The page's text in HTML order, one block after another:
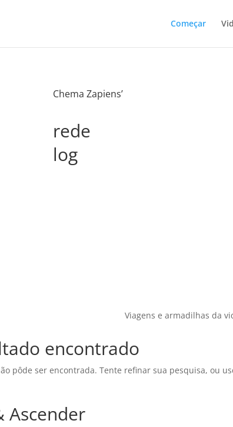
Começar
Chema Zapiens’
rede
log
Viagens e armadilhas da
encontrado
pôde ser encontrada. Tente refinar sua pesquisa, ou
Ascender